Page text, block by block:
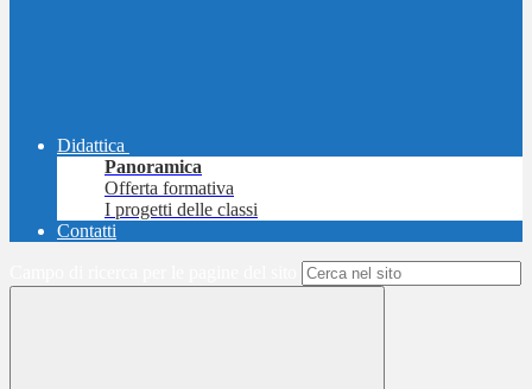
Didattica
Panoramica
Offerta formativa
I progetti delle classi
Contatti